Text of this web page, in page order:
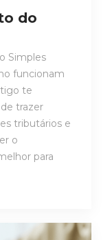
do
Simples
funcionam
te
trazer
tributários e
o
para